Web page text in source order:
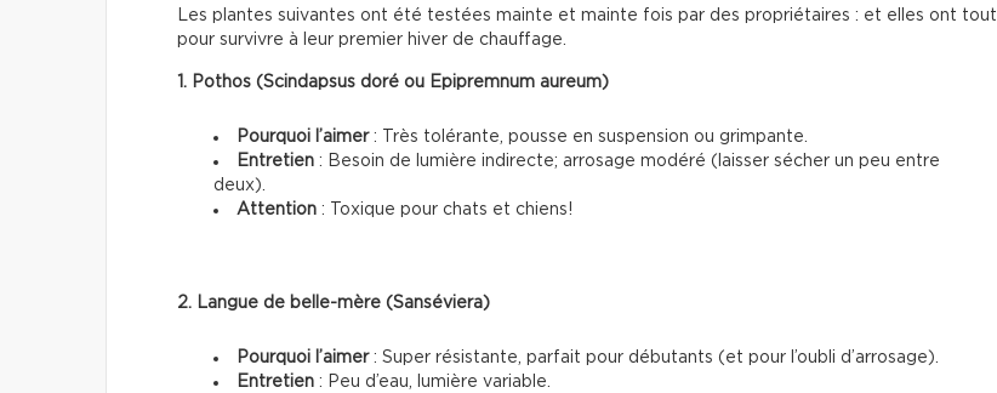
Les plantes suivantes ont été testées mainte et mainte fois par des propriétaires : et elles ont tout
pour survivre à leur premier hiver de chauffage.
1. Pothos (Scindapsus doré ou Epipremnum aureum)
Pourquoi l’aimer: Très tolérante, pousse en suspension ou grimpante.
Entretien : Besoin de lumière indirecte; arrosage modéré (laisser sécher un peu entre
deux).
Attention : Toxique pour chats et chiens!
2. Langue de belle-mère (Sanséviera)
Pourquoi l’aimer: Super résistante, parfait pour débutants (et pour l’oubli d’arrosage).
Entretien : Peu d’eau, lumière variable.